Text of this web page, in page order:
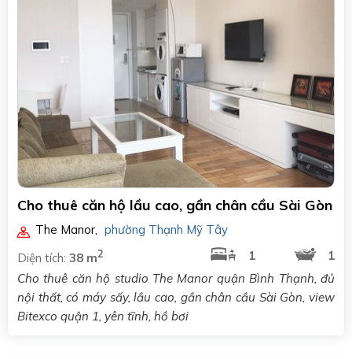
Cho thuê căn hộ lầu cao, gần chân cầu Sài Gòn
The Manor, phường Thạnh Mỹ Tây
Diện tích: 38 m2 1
1
Cho thuê căn hộ studio The Manor quận Bình Thạnh, đủ
nội thất, có máy sấy, lầu cao, gần chân cầu Sài Gòn, view
Bitexco quận 1, yên tĩnh, hồ bơi